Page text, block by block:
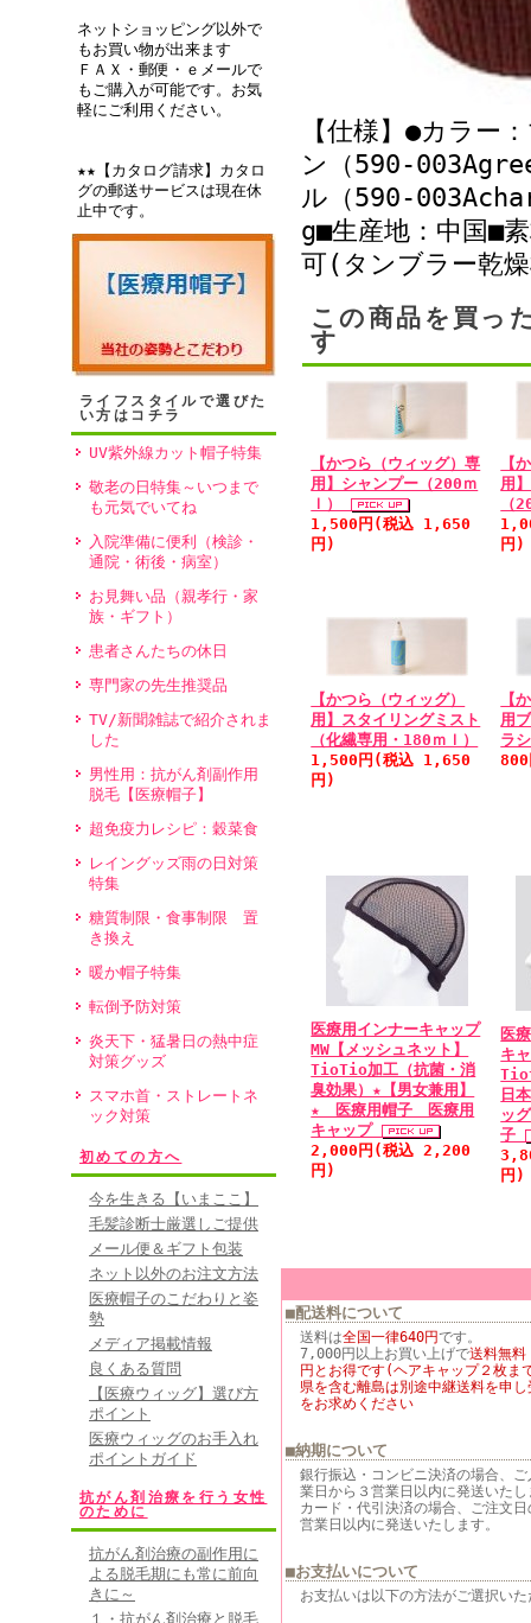
ネットショッピング以外で
もお買い物が出来ます
ＦＡＸ・郵便・ｅメールで
もご購入が可能です。お気
軽にご利用ください。
★★【カタログ請求】カタロ
グの郵送サービスは現在休
止中です。
ライフスタイルで選びた
い方はコチラ
UV紫外線カット帽子特集
敬老の日特集～いつまで
も元気でいてね
入院準備に便利（検診・
通院・術後・病室）
お見舞い品（親孝行・家
族・ギフト）
患者さんたちの休日
専門家の先生推奨品
TV/新聞雑誌で紹介されま
した
男性用：抗がん剤副作用
脱毛【医療帽子】
超免疫力レシピ：穀菜食
レイングッズ雨の日対策
特集
糖質制限・食事制限 置
き換え
暖か帽子特集
転倒予防対策
炎天下・猛暑日の熱中症
対策グッズ
スマホ首・ストレートネ
ック対策
初めての方へ
今を生きる【いまここ】
毛髪診断士厳選しご提供
メール便＆ギフト包装
ネット以外のお注文方法
医療帽子のこだわりと姿
勢
メディア掲載情報
良くある質問
【医療ウィッグ】選び方
ポイント
医療ウィッグのお手入れ
ポイントガイド
抗がん剤治療を行う女性
のために
抗がん剤治療の副作用に
よる脱毛期にも常に前向
きに～
１・抗がん剤治療と脱毛
【仕様】●カラー
ン（590-
ル（590-
g■生産地：中国■
可(タンブラー乾
この商品を買っ
す
【かつら（ウィッグ）専
用】シャンプー（200ｍ
ｌ）
1,500円(税込 1,650
円)
【
用
（
円)
【かつら（ウィッグ）
用】スタイリングミスト
（化繊専用・180ｍｌ）
1,500円(税込 1,650
円)
【
用
ラシ
医療用インナーキャップ
MW【メッシュネット】
TioTio加工（抗菌・消
臭効果）★【男女兼用】
★ 医療用帽子 医療用
キャップ
2,000円(税込 2,200
円)
医
キ
日
ッ
子
円)
■配送料について
送料は全国一律640円です。
7,000円以上お買い上げで送料無料
円とお得です(ヘアキャップ２枚ま
県を含む離島は別途中継送料を申
をお求めください
■納期について
銀行振込・コンビニ決済の場合、
業日から３営業日以内に発送いたし
カード・代引決済の場合、ご注文
営業日以内に発送いたします。
■お支払いについて
お支払いは以下の方法がご選択い